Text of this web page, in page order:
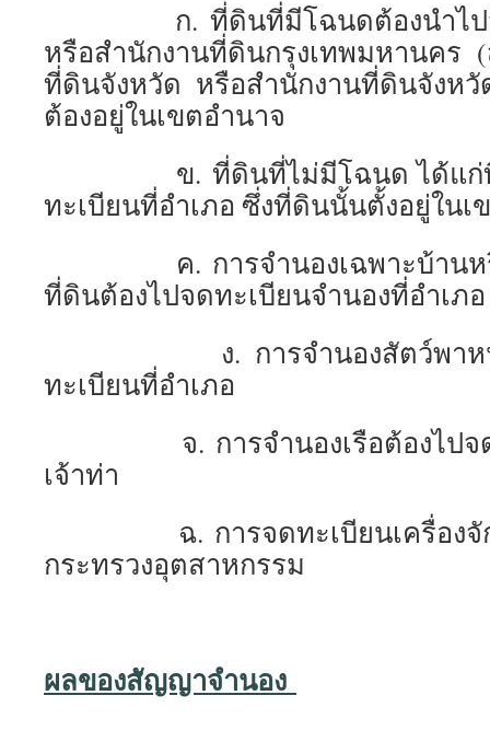
ก. ที่ดินที่มีโฉนดต้องนำไปจด
หรือสำนักงานที่ดินกรุงเทพมหานคร
ที่ดินจังหวัด หรือสำนักงานที่ดินจังห
ต้องอยู่ในเขตอำนาจ
ข. ที่ดินที่ไม่มีโฉนด ได้แก่ที่ดิ
ทะเบียนที่อำเภอ ซึ่งที่ดินนั้นตั้งอยู่ในเ
ค. การจำนองเฉพาะบ้านหรือ
ที่ดินต้องไปจดทะเบียนจำนองที่อำเภอ
ง. การจำนองสัตว์พาหนะ
ทะเบียนที่อำเภอ
จ. การจำนองเรือต้องไปจดท
เจ้าท่า
ฉ. การจดทะเบียนเครื่องจักร
กระทรวงอุตสาหกรรม
ผลของสัญญาจำนอง